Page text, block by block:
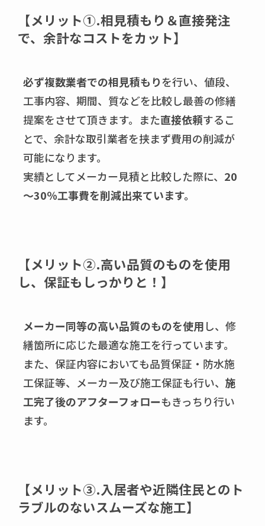
【メリット①.相見積もり＆直接発注
で、余計なコストをカット】
必ず複数業者での相見積もりを行い、値段、
工事内容、期間、質などを比較し最善の修繕
提案をさせて頂きます。また直接依頼するこ
とで、余計な取引業者を挟まず費用の削減が
可能になります。
実績としてメーカー見積と比較した際に、 20
～30％工事費を削減出来ています。
【メリット②.高い品質のものを使用
し、保証もしっかりと！ 】
メーカー同等の高い品質のものを使用し、修
繕箇所に応じた最適な施工を行っています。
また、保証内容においても品質保証・防水施
工保証等、メーカー及び施工保証も行い、 施
工完了後のアフターフォローもきっちり行い
ます。
【メリット③.入居者や近隣住民とのト
ラブルのないスムーズな施工】